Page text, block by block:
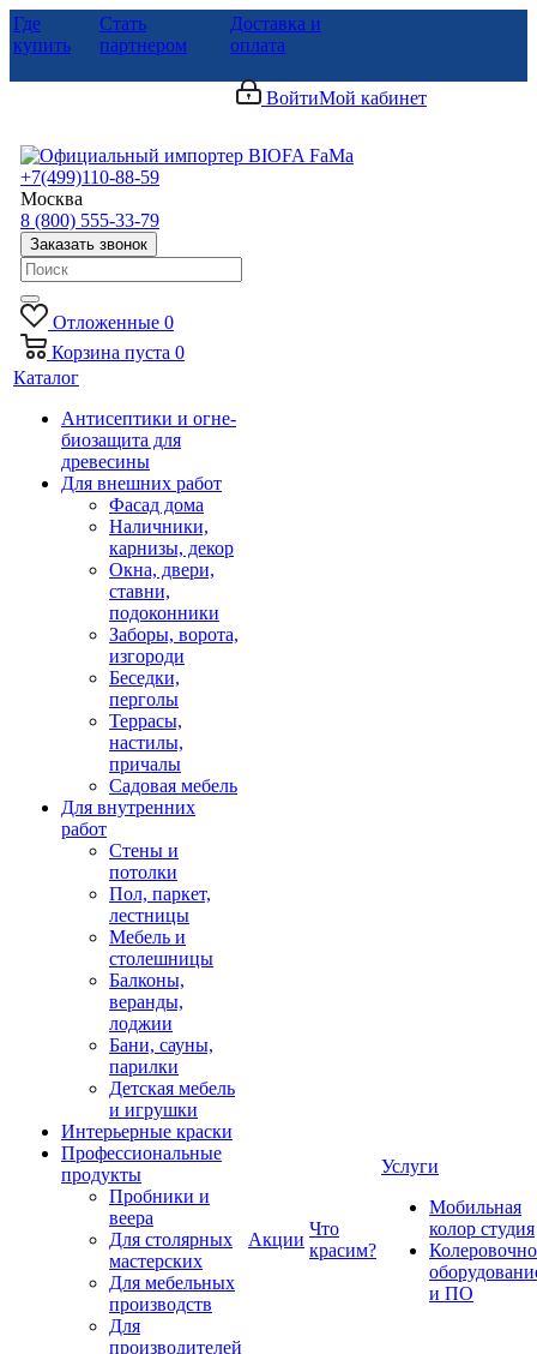
Где
купить
Стать
партнером
Доставка и
оплата
ВойтиМой кабинет
+7(499)110-88-59
Москва
8 (800) 555-33-79
Заказать звонок
Отложенные 0
Корзина пуста 0
Каталог
Антисептики и огне-
биозащита для
древесины
Для внешних работ
Фасад дома
Наличники,
карнизы, декор
Окна, двери,
ставни,
подоконники
Заборы, ворота,
изгороди
Беседки,
перголы
Террасы,
настилы,
причалы
Садовая мебель
Для внутренних
работ
Стены и
потолки
Пол, паркет,
лестницы
Мебель и
столешницы
Балконы,
веранды,
лоджии
Бани, сауны,
парилки
Детская мебель
и игрушки
Интерьерные краски
Профессиональные
продукты
Пробники и
веера
Для столярных
мастерских
Для мебельных
производств
Для
производителей
Акции
Что
красим?
Услуги
Мобильная
колор студия
и ПО